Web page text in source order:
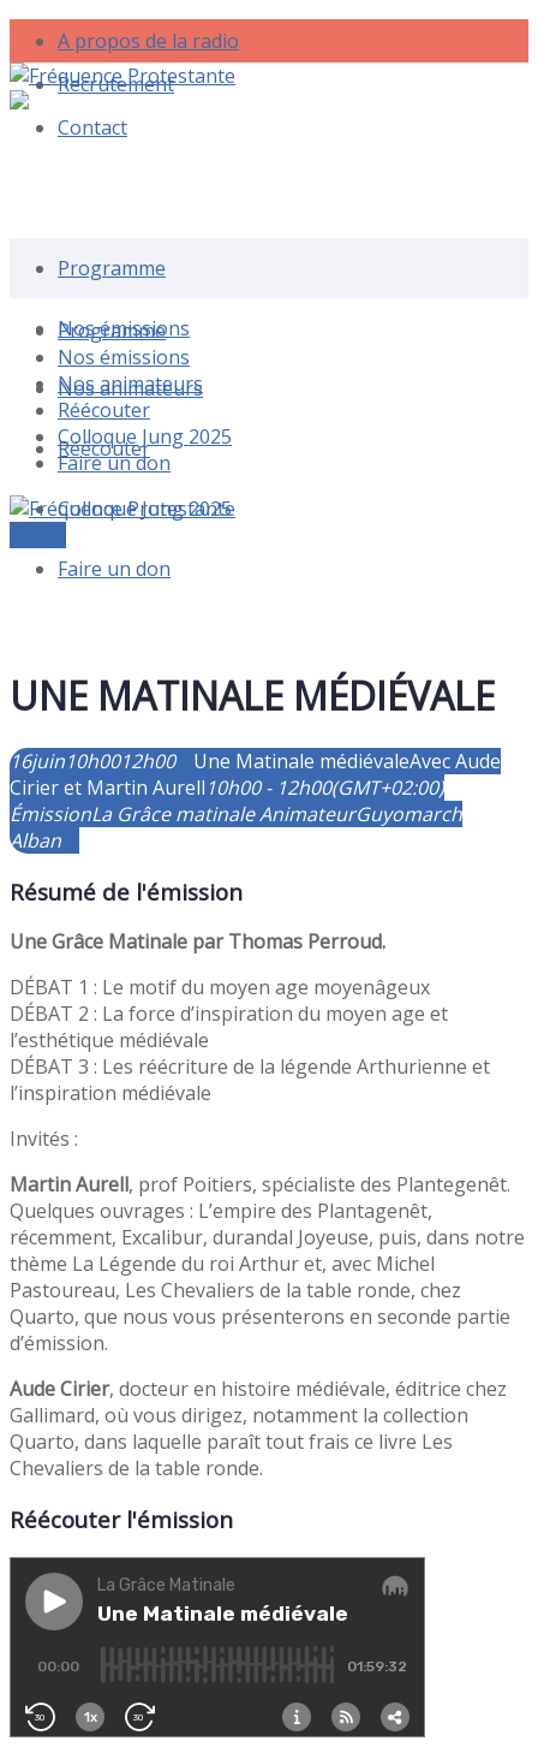
A propos de la radio
Recrutement
Contact
Programme
Nos émissions
Nos animateurs
Réécouter
Colloque Jung 2025
Faire un don
Programme
Nos émissions
Nos animateurs
Réécouter
Colloque Jung 2025
Faire un don
UNE MATINALE MÉDIÉVALE
16juin10h0012h00 Une Matinale médiévaleAvec Aude
Cirier et Martin Aurell 10h00 - 12h00(GMT+02:00)
ÉmissionLa Grâce matinaleAnimateurGuyomarch
Alban
Résumé de l'émission
Une Grâce Matinale par Thomas Perroud.
DÉBAT 1 : Le motif du moyen age moyenâgeux
DÉBAT 2 : La force d’inspiration du moyen age et
l’esthétique médiévale
DÉBAT 3 : Les réécriture de la légende Arthurienne et
l’inspiration médiévale
Invités :
Martin Aurell, prof Poitiers, spécialiste des Plantegenêt.
Quelques ouvrages : L’empire des Plantagenêt,
récemment, Excalibur, durandal Joyeuse, puis, dans notre
thème La Légende du roi Arthur et, avec Michel
Pastoureau, Les Chevaliers de la table ronde, chez
Quarto, que nous vous présenterons en seconde partie
d’émission.
Aude Cirier, docteur en histoire médiévale, éditrice chez
Gallimard, où vous dirigez, notamment la collection
Quarto, dans laquelle paraît tout frais ce livre Les
Chevaliers de la table ronde.
Réécouter l'émission